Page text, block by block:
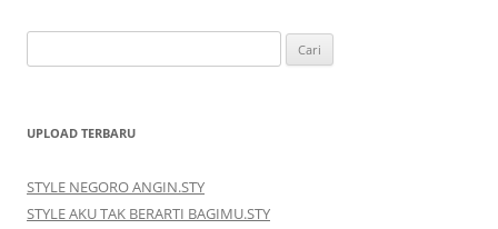
untuk:
UPLOAD TERBARU
STYLE NEGORO ANGIN.STY
STYLE AKU TAK BERARTI BAGIMU.STY